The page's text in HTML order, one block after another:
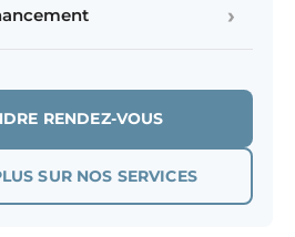
›
RENDEZ-VOUS
SUR NOS SERVICES